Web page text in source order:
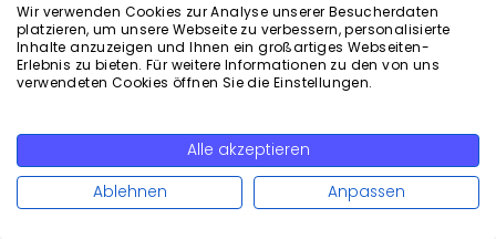
geht: Skalenvorteile, Investitionsfähigkeit
und digitale Kompetenz entscheiden
darüber, wer im Wettbewerb bestehen
Milliardenfusionen können Versicherer
heute spürbare Fortschritte machen, wenn
sie den Mut haben, Altbekanntes zu
Weiterlesen
Wir verwenden Cookies zur Analyse unserer Besucherdaten
platzieren, um unsere Webseite zu verbessern, personalisierte
Inhalte anzuzeigen und Ihnen ein großartiges Webseiten-
Erlebnis zu bieten. Für weitere Informationen zu den von uns
verwendeten Cookies öffnen Sie die Einstellungen.
Alle akzeptieren
Ablehnen
Anpassen